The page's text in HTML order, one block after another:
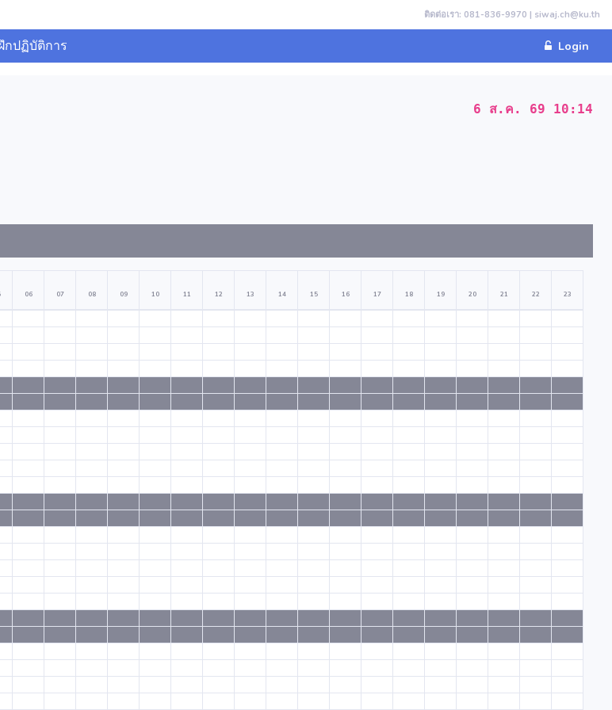
ติดต่อเรา: 081-836-9970 | siwaj.ch@ku.th
กปฏิบัติการ Login
6 ส.ค. 69 10:14
06 07 08 09 10 11 12 13 14 15 16 17 18 19 20 21 22 23